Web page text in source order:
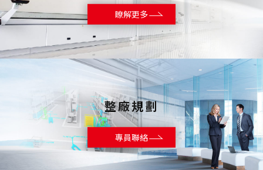
瞭解更多
整廠規劃
專員聯絡